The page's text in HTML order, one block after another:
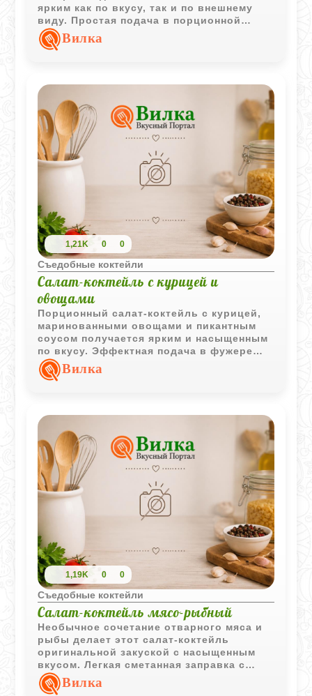
ярким как по вкусу, так и по внешнему
виду. Простая подача в порционной
вазочке превращает закуску в
интересное угощение для гостей.
Вилка
1,21K 0 0
Съедобные коктейли
Салат-коктейль с курицей и
овощами
Порционный салат-коктейль с курицей,
маринованными овощами и пикантным
соусом получается ярким и насыщенным
по вкусу. Эффектная подача в фужере
делает такую закуску отличным
вариантом для праздничного стола.
Вилка
1,19K 0 0
Съедобные коктейли
Салат-коктейль мясо-рыбный
Необычное сочетание отварного мяса и
рыбы делает этот салат-коктейль
оригинальной закуской с насыщенным
вкусом. Легкая сметанная заправка с
лимонным соком объединяет все
ингредиенты в гармоничное блюдо.
Вилка